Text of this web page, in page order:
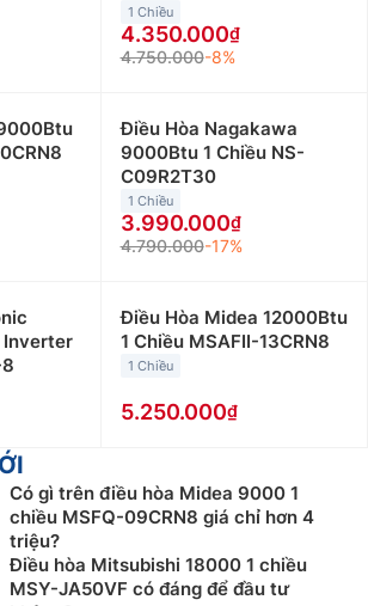
1 Chiều
4.350.000
4.750.000-8%
Điều Hòa Nagakawa
9000Btu 1 Chiều NS-
C09R2T30
1 Chiều
3.990.000
4.790.000-17%
Inverter
Điều Hòa Midea 12000Btu
1 Chiều MSAFII-13CRN8
1 Chiều
5.250.000
Có gì trên điều hòa Midea 9000 1
chiều MSFQ-09CRN8 giá chỉ hơn 4
triệu?
Điều hòa Mitsubishi 18000 1 chiều
MSY-JA50VF có đáng để đầu tư